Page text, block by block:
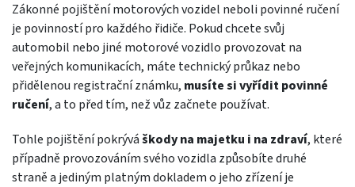
Zákonné pojištění motorových vozidel neboli povinné ručení
je povinností pro každého řidiče. Pokud chcete svůj
automobil nebo jiné motorové vozidlo provozovat na
veřejných komunikacích, máte technický průkaz nebo
přidělenou registrační známku, musíte si vyřídit povinné
ručení, a to před tím, než vůz začnete používat.
Tohle pojištění pokrýváškody na majetku i na zdraví, které
případně provozováním svého vozidla způsobíte druhé
straně a jediným platným dokladem o jeho zřízení je